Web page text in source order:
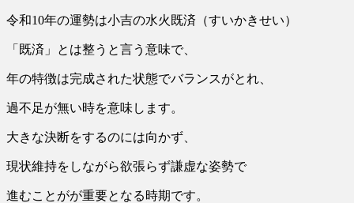
令和10年の運勢は小吉の水火既済（すいかきせい）
「既済」とは整うと言う意味で、
年の特徴は完成された状態でバランスがとれ、
過不足が無い時を意味します。
大きな決断をするのには向かず、
現状維持をしながら欲張らず謙虚な姿勢で
進むことがが重要となる時期です。